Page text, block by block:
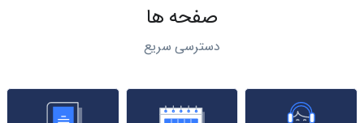
صفحه ها
دسترسی سریع